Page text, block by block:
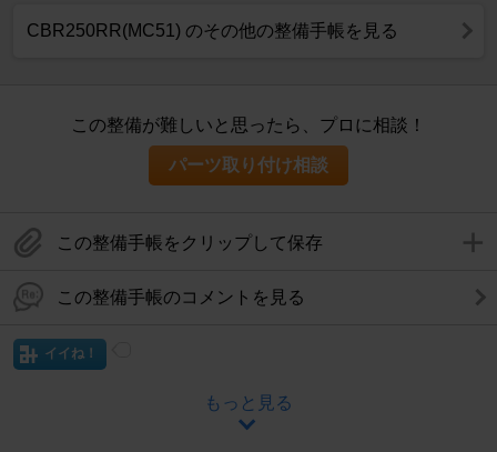
CBR250RR(MC51) のその他の整備手帳を見る
この整備が難しいと思ったら、プロに相談！
パーツ取り付け相談
この整備手帳をクリップして保存
この整備手帳のコメントを見る
イイね！
もっと見る